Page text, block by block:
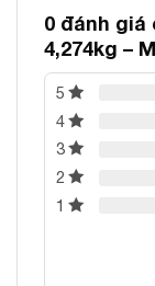
0 đánh giá
4,274kg –
5
4
3
2
1